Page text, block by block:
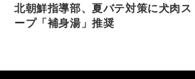
北朝鮮指導部、夏バテ対策に犬肉ス
ープ「補身湯」推奨